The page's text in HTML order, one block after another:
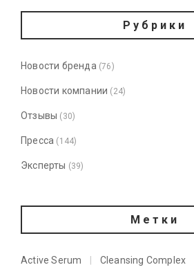
Рубрики
Новости бренда (76)
Новости компании (24)
Отзывы (30)
Пресса (144)
Эксперты (39)
Метки
Active Serum Cleansing Complex